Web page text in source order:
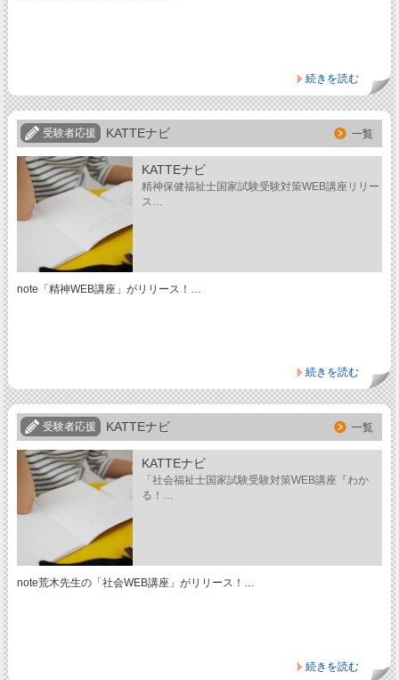
続きを読む
受験者応援 KATTEナビ 一覧
KATTEナビ
精神保健福祉士国家試験受験対策WEB講座リリー
ス…
note「精神WEB講座」がリリース！…
続きを読む
受験者応援 KATTEナビ 一覧
KATTEナビ
「社会福祉士国家試験受験対策WEB講座『わか
る！…
note荒木先生の「社会WEB講座」がリリース！…
続きを読む